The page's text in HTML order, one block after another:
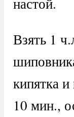
Взять 1
кипятка
10 мин.,